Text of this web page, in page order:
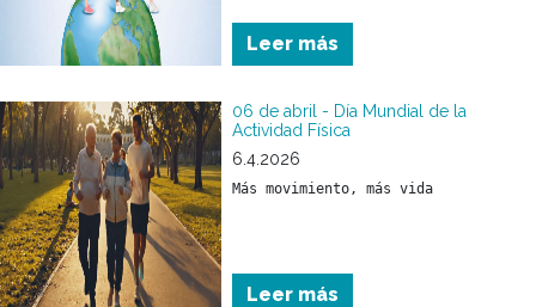
Leer más
06 de abril - Día Mundial de la
Actividad Física
6.4.2026
Más movimiento, más vida
Leer más